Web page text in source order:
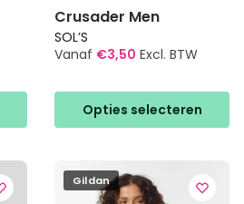
Crusader Men
SOL’S
Vanaf €3,50 Excl. BTW
Opties selecteren
product
heeft
Deze
Gildan